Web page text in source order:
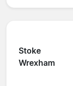
Stoke
Wrexham